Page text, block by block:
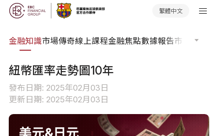
繁體中文
金融知識市場傳奇線上課程金融焦點數據報告市場分析
紐幣匯率走勢圖10年
發布日期: 2025年02月03日
更新日期: 2025年02月03日